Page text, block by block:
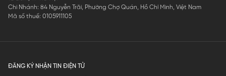
Chi Nhánh: 84 Nguyễn Trãi, Phường Chợ Quán, Hồ Chí Minh, Việt Nam
Mã số thuế: 0105911105
ĐĂNG KÝ NHẬN TIN ĐIỆN TỬ